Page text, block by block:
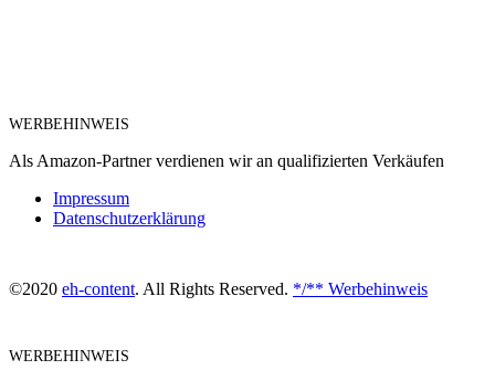
WERBEHINWEIS
Als Amazon-Partner verdienen wir an qualifizierten Verkäufen
Impressum
Datenschutzerklärung
©2020 eh-content. All Rights Reserved. */** Werbehinweis
WERBEHINWEIS